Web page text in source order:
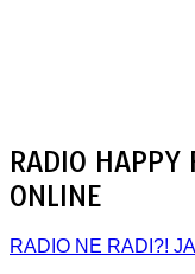
RADIO HAPPY
ONLINE
RADIO NE RADI?!